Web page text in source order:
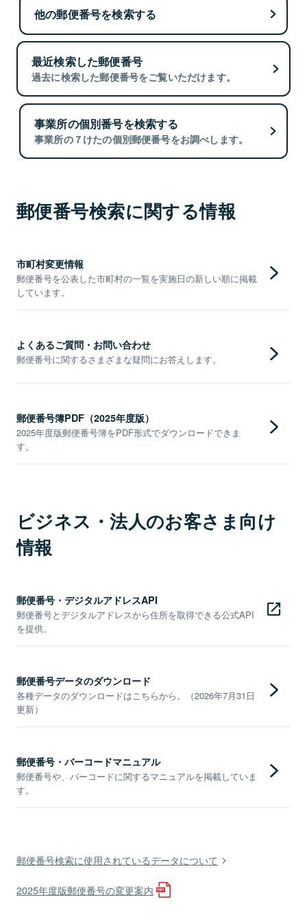
他の郵便番号を検索する
最近検索した郵便番号
過去に検索した郵便番号をご覧いただけます。
事業所の個別番号を検索する
事業所の７けたの個別郵便番号をお調べします。
郵便番号検索に関する情報
市町村変更情報
郵便番号を公表した市町村の一覧を実施日の新しい順に掲載
しています。
よくあるご質問・お問い合わせ
郵便番号に関するさまざまな疑問にお答えします。
郵便番号簿PDF（2025年度版）
2025年度版郵便番号簿をPDF形式でダウンロードできま
す。
ビジネス・法人のお客さま向け
情報
郵便番号・デジタルアドレスAPI
郵便番号とデジタルアドレスから住所を取得できる公式API
を提供。
郵便番号データのダウンロード
各種データのダウンロードはこちらから。（2026年7月31日
更新）
郵便番号・バーコードマニュアル
郵便番号や、バーコードに関するマニュアルを掲載していま
す。
郵便番号検索に使用されているデータについて
2025年度版郵便番号の変更案内